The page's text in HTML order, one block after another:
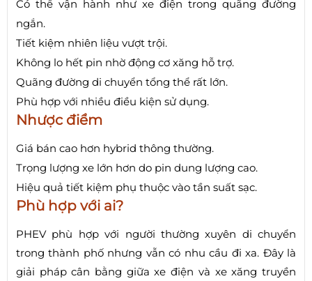
Có thể vận hành như xe điện trong quãng đường
ngắn.
Tiết kiệm nhiên liệu vượt trội.
Không lo hết pin nhờ động cơ xăng hỗ trợ.
Quãng đường di chuyển tổng thể rất lớn.
Phù hợp với nhiều điều kiện sử dụng.
Nhược điểm
Giá bán cao hơn hybrid thông thường.
Trọng lượng xe lớn hơn do pin dung lượng cao.
Hiệu quả tiết kiệm phụ thuộc vào tần suất sạc.
Phù hợp với ai?
PHEV phù hợp với người thường xuyên di chuyển
trong thành phố nhưng vẫn có nhu cầu đi xa. Đây là
giải pháp cân bằng giữa xe điện và xe xăng truyền